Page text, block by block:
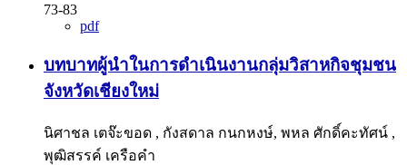
73-83
pdf
บทบาทผู้นำในการดำเนินงานกลุ่มวิสาหกิจชุมชน
จังหวัดเชียงใหม่
นิศาชล เตจ๊ะขอด , กังสดาล กนกหงษ์, พหล ศักดิ์คะทัศน์ ,
พุฒิสรรค์ เครือคำ